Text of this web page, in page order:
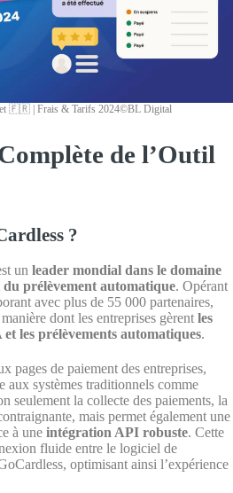
🇫🇷 | Frais & Tarifs 2024©BL Digital
de l’Outil
?
un leader mondial dans le domaine
prélèvement automatique. Opérant
avec plus de 55 000 partenaires,
dont les entreprises gèrent les
les prélèvements automatiques.
pages de paiement des entreprises,
aux systèmes traditionnels comme
seulement la collecte des paiements, la
mais permet également une
à une intégration API robuste. Cette
fluide entre le logiciel de
optimisant ainsi l’expérience